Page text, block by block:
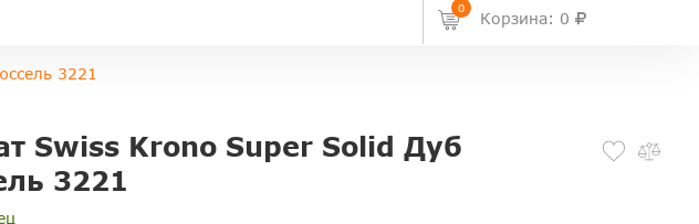
0
Корзина: 0
3221
Swiss Krono Super Solid Дуб
3221